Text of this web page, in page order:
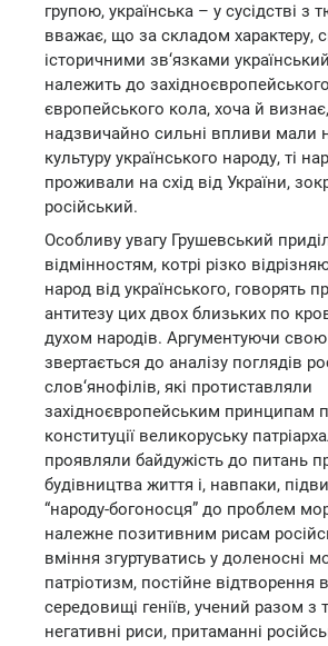
групою, українська – у сусідстві з
вважає, що за складом характеру,
історичними зв‘язками
належить до
європейського кола, хоча й
надзвичайно сильні впливи мали
культуру українського народу, ті
проживали на схід від України,
російський.
Особливу увагу Грушевський
відмінностям, котрі різко
народ від українського, говорять
антитезу цих двох близьких по
духом народів. Аргументуючи свою
звертається до аналізу поглядів
слов‘янофілів, які протиставляли
західноєвропейським принципам
конституції великоруську
проявляли байдужість до питань
будівництва життя і, навпаки,
“народу-богоносця” до проблем
належне позитивним рисам
вміння згуртуватись у доленосні
патріотизм, постійне відтворення
середовищі геніїв, учений разом з
негативні риси, притаманні